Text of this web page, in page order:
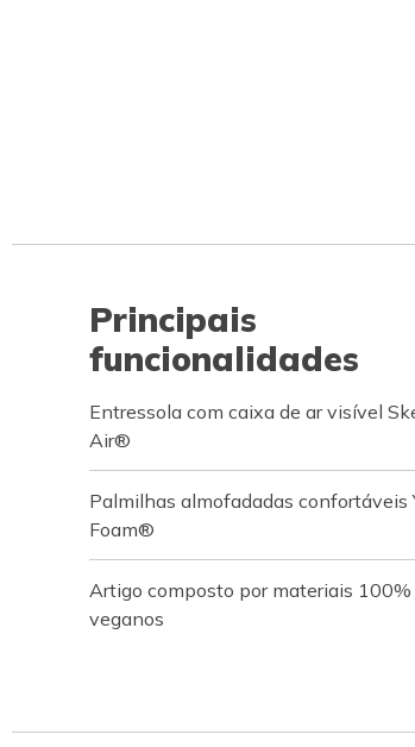
Principais
funcionalidades
Entressola com caixa de ar visível
Air®
Palmilhas almofadadas confortáveis
Foam®
Artigo composto por materiais 100%
veganos